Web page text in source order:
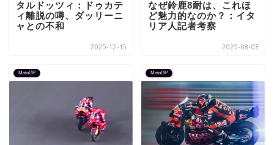
タルドッツィ：ドゥカテ
ィ離脱の噂、ダッリーニ
ャとの不和
2025-12-15
なぜ鈴鹿8耐は、これほ
ど魅力的なのか？：イタ
リア人記者考察
2025-08-03
MotoGP MotoGP